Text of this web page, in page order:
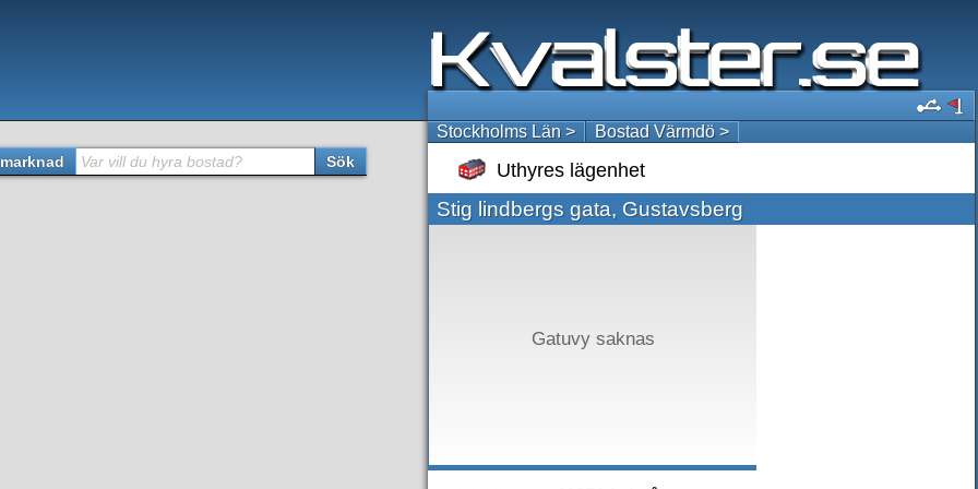
Stockholms Län > Bostad Värmdö >
Uthyres lägenhet
Stig lindbergs gata, Gustavsberg
Gatuvy saknas
Var vill du hyra bostad? Sök